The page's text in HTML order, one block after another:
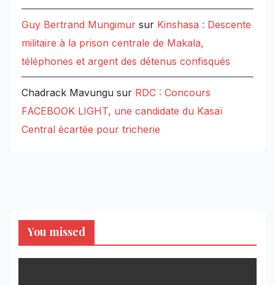
Guy Bertrand Mungimur sur Kinshasa : Descente
militaire à la prison centrale de Makala,
téléphones et argent des détenus confisqués
Chadrack Mavungu sur RDC : Concours
FACEBOOK LIGHT, une candidate du Kasaï
Central écartée pour tricherie
You missed